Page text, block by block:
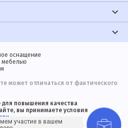
оснащение
мебелью
может отличаться от фактического
повышения качества
вы принимаете условия
участие в вашем